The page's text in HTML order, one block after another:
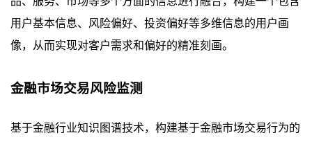
用户基本信息、风险偏好、投资偏好等多维信息的用户画
像，从而实现对客户需求和偏好的精准刻画。
金融市场交易风险监测
基于金融行业知识图谱技术，构建基于金融市场交易行为的